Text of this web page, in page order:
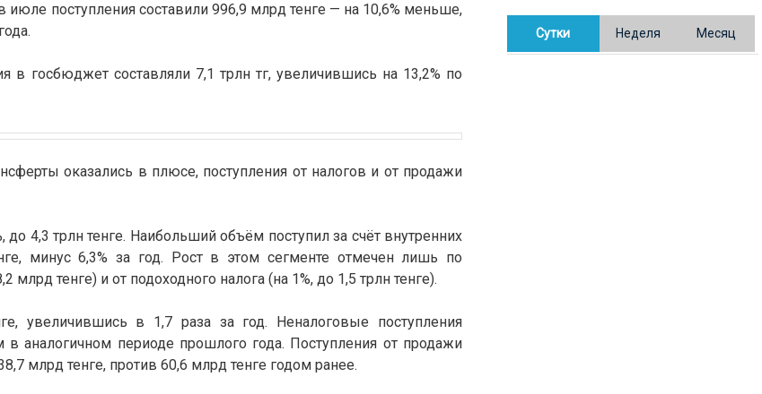
поступления составили 996,9 млрд тенге — на 10,6% меньше,
в госбюджет составляли 7,1 трлн тг, увеличившись на 13,2% по
оказались в плюсе, поступления от налогов и от продажи
до 4,3 трлн тенге. Наибольший объём поступил за счёт внутренних
минус 6,3% за год. Рост в этом сегменте отмечен лишь по
млрд тенге) и от подоходного налога (на 1%, до 1,5 трлн тенге).
увеличившись в 1,7 раза за год. Неналоговые поступления
аналогичном периоде прошлого года. Поступления от продажи
млрд тенге, против 60,6 млрд тенге годом ранее.
В Казахстане готовят новую
редакцию Конституции: меняется
Сутки Неделя Месяц